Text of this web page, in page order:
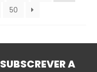
50
SUBSCREVER A